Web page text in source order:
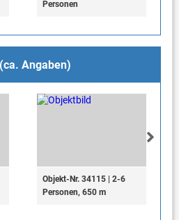
Personen
Angaben)
Objekt-Nr. 34115 | 2-6
Personen, 650 m